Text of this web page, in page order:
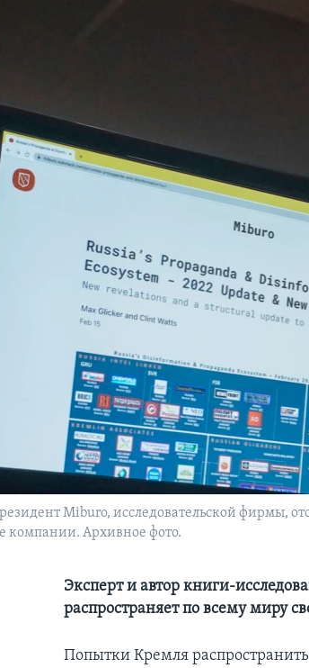
Miburo, исследовательской фирмы,
компании. Архивное фото.
Эксперт и автор книги-
распространяет по всему миру
Попытки Кремля